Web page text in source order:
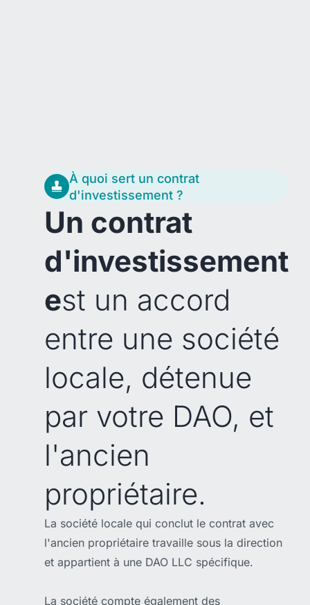
À quoi sert un contrat
d'investissement ?
Un contrat
d'investissement
est un accord
entre une société
locale, détenue
par votre DAO, et
l'ancien
propriétaire.
La société locale qui conclut le contrat avec
l'ancien propriétaire travaille sous la direction
et appartient à une DAO LLC spécifique.
La société compte également des